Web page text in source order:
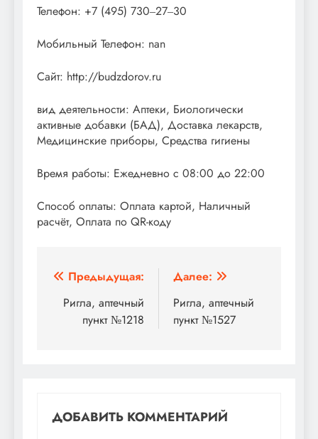
Телефон: +7 (495) 730‒27‒30
Мобильный Телефон: nan
Сайт: http://budzdorov.ru
вид деятельности: Аптеки, Биологически
активные добавки (БАД), Доставка лекарств,
Медицинские приборы, Средства гигиены
Время работы: Ежедневно с 08:00 до 22:00
Способ оплаты: Оплата картой, Наличный
расчёт, Оплата по QR-коду
Навигация
по
записям
Предыдущая:
Ригла, аптечный
пункт №1218
Далее:
Ригла, аптечный
пункт №1527
ДОБАВИТЬ КОММЕНТАРИЙ